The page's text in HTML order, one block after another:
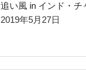
追い風 in インド・チ
2019年5月27日